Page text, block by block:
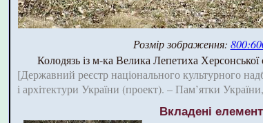
Розмір зображення:
Колодязь із м-ка Велика Лепетиха
[Державний реєстр національного культурного
і архітектури України (проект). – Пам’ятки
Вкладені